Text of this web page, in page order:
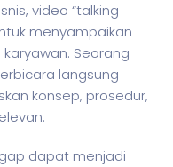
video “talking
menyampaikan
Seorang
langsung
konsep, prosedur,
dapat menjadi